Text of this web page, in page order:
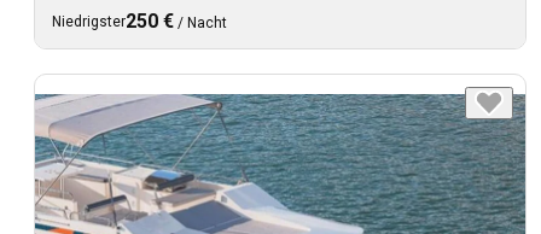
Niedrigster250 € / Nacht